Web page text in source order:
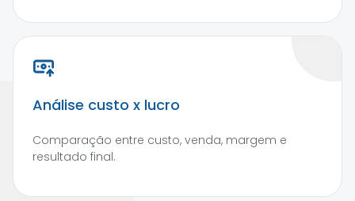
Análise custo x lucro
Comparação entre custo, venda, margem e
resultado final.